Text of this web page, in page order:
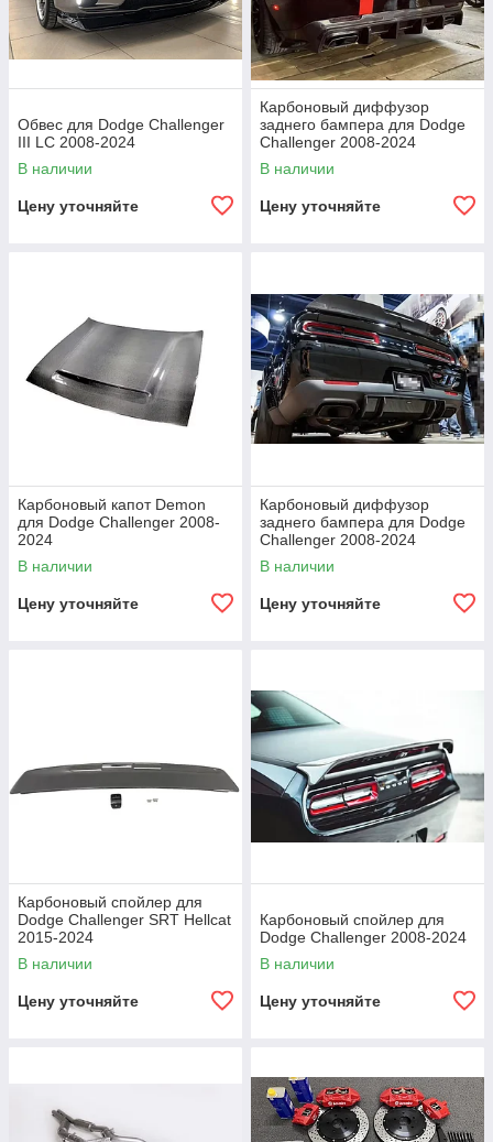
Обвес для Dodge Challenger
III LC 2008-2024
В наличии
Цену уточняйте
Карбоновый диффузор
заднего бампера для Dodge
Challenger 2008-2024
В наличии
Цену уточняйте
Карбоновый капот Demon
для Dodge Challenger 2008-
2024
В наличии
Цену уточняйте
Карбоновый диффузор
заднего бампера для Dodge
Challenger 2008-2024
В наличии
Цену уточняйте
Карбоновый спойлер для
Dodge Challenger SRT Hellcat
2015-2024
В наличии
Цену уточняйте
Карбоновый спойлер для
Dodge Challenger 2008-2024
В наличии
Цену уточняйте